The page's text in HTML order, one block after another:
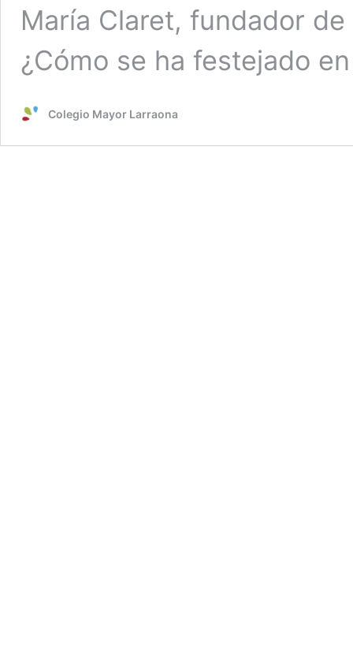
María Claret, fundador
¿Cómo se ha festejado
Colegio Mayor Larraona